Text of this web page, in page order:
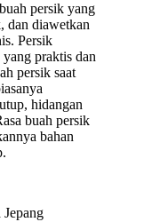
persik yang
dan diawetkan
Persik
praktis dan
persik saat
hidangan
buah persik
bahan